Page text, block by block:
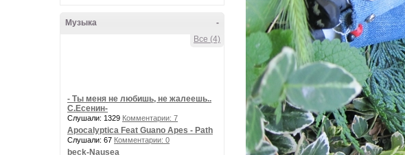
-
Музыка
Все (4)
- Ты меня не любишь, не жалеешь..
С.Есенин-
Слушали: 1329 Комментарии: 7
Apocalyptica Feat Guano Apes - Path
Слушали: 67 Комментарии: 0
beck-Nausea